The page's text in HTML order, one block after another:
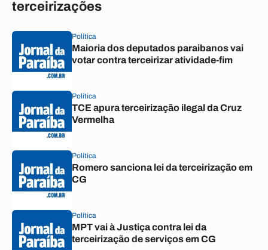
terceirizações
Política
Maioria dos deputados paraibanos vai
votar contra terceirizar atividade-fim
Política
TCE apura terceirização ilegal da Cruz
Vermelha
Política
Romero sanciona lei da terceirização em
CG
Política
MPT vai à Justiça contra lei da
terceirização de serviços em CG